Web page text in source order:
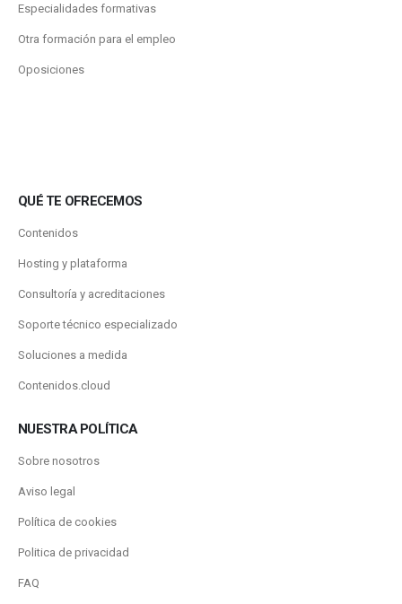
Especialidades formativas
Otra formación para el empleo
Oposiciones
QUÉ TE OFRECEMOS
Contenidos
Hosting y plataforma
Consultoría y acreditaciones
Soporte técnico especializado
Soluciones a medida
Contenidos.cloud
NUESTRA POLÍTICA
Sobre nosotros
Aviso legal
Política de cookies
Politica de privacidad
FAQ